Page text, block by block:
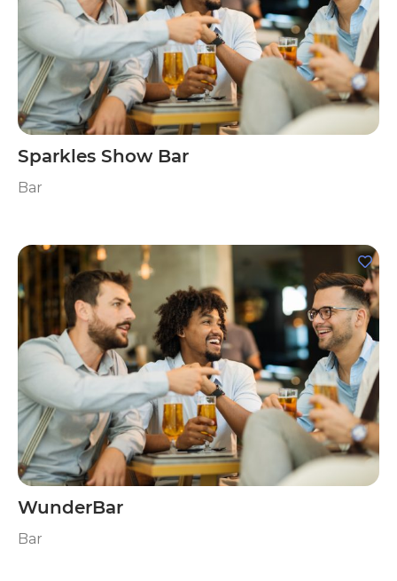
Sparkles Show Bar
Bar
WunderBar
Bar